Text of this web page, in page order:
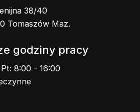
38/40
Tomaszów Maz.
godziny pracy
8:00 - 16:00